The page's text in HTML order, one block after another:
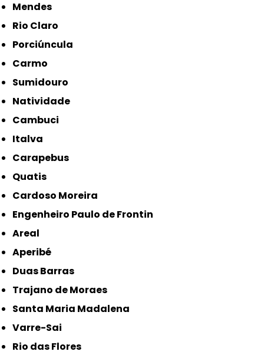
Mendes
Rio Claro
Porciúncula
Carmo
Sumidouro
Natividade
Cambuci
Italva
Carapebus
Quatis
Cardoso Moreira
Engenheiro Paulo de Frontin
Areal
Aperibé
Duas Barras
Trajano de Moraes
Santa Maria Madalena
Varre-Sai
Rio das Flores